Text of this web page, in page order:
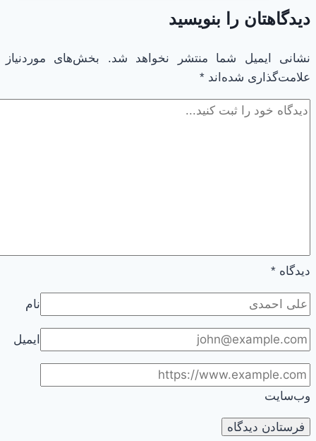
|
|
2
|
حافظه
دیدگاهتان را بنویسید
نشانی ایمیل شما منتشر نخواهد شد.
بخش‌های موردنیاز
علامت‌گذاری شده‌اند *
دیدگاه *
نام
ایمیل
وب‌سایت